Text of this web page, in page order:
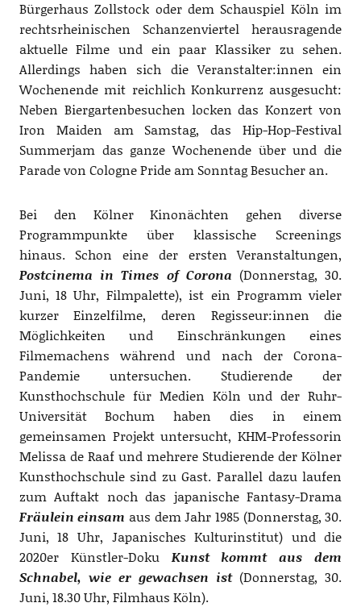
Bürgerhaus Zollstock oder dem Schauspiel Köln im
rechtsrheinischen Schanzenviertel herausragende
aktuelle Filme und ein paar Klassiker zu sehen.
Allerdings haben sich die Veranstalter:innen ein
Wochenende mit reichlich Konkurrenz ausgesucht:
Neben Biergartenbesuchen locken das Konzert von
Iron Maiden am Samstag, das Hip-Hop-Festival
Summerjam das ganze Wochenende über und die
Parade von Cologne Pride am Sonntag Besucher an.
Bei den Kölner Kinonächten gehen diverse
Programmpunkte über klassische Screenings
hinaus. Schon eine der ersten Veranstaltungen,
Postcinema in Times of Corona (Donnerstag, 30.
Juni, 18 Uhr, Filmpalette), ist ein Programm vieler
kurzer Einzelfilme, deren Regisseur:innen die
Möglichkeiten und Einschränkungen eines
Filmemachens während und nach der Corona-
Pandemie untersuchen. Studierende der
Kunsthochschule für Medien Köln und der Ruhr-
Universität Bochum haben dies in einem
gemeinsamen Projekt untersucht, KHM-Professorin
Melissa de Raaf und mehrere Studierende der Kölner
Kunsthochschule sind zu Gast. Parallel dazu laufen
zum Auftakt noch das japanische Fantasy-Drama
Fräulein einsam aus dem Jahr 1985 (Donnerstag, 30.
Juni, 18 Uhr, Japanisches Kulturinstitut) und die
2020er Künstler-Doku Kunst kommt aus dem
Schnabel, wie er gewachsen ist(Donnerstag, 30.
Juni, 18.30 Uhr, Filmhaus Köln).